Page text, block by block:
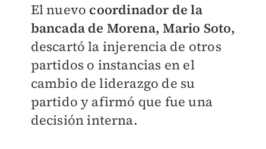
El nuevo coordinador de la
bancada de Morena, Mario Soto,
descartó la injerencia de otros
partidos o instancias en el
cambio de liderazgo de su
partido y afirmó que fue una
decisión interna.